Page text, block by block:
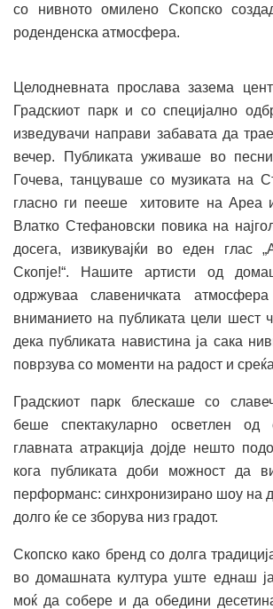
со нивното омилено Скопско
роденденска атмосфера.
Целодневната прослава зазема
Градскиот парк и со специјално
изведувачи направи забавата да
вечер. Публиката уживаше во
Гочева, танцуваше со музиката на
гласно ги пееше хитовите на Ареа
Влатко Стефановски повика на
досега, извикувајќи во еден глас
Скопје!“. Нашите артисти од
одржуваа славеничката
вниманието на публиката цели шест
дека публиката навистина ја сака
поврзува со моменти на радост и
Градскиот парк блескаше со
беше спектакуларно осветлен од
главната атракција дојде нешто
кога публиката доби можност да
перформанс: синхронизирано шоу на
долго ќе се зборува низ градот.
Скопско како бренд со долга
во домашната култура уште еднаш
моќ да собере и да обедини